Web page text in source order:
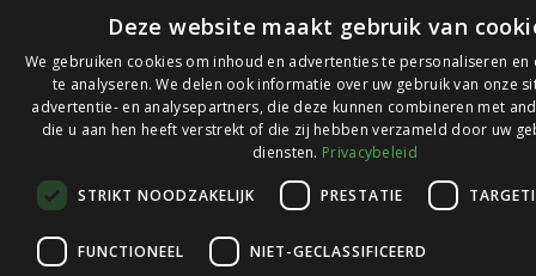
© 2026 Ledlichtdiscounter.nl
op
Webwinkelkeur
Deze website maakt gebruik van
We gebruiken cookies om inhoud en advertenties te personaliseren en
te analyseren. We delen ook informatie over uw gebruik van onze
advertentie- en analysepartners, die deze kunnen combineren met
die u aan hen heeft verstrekt of die zij hebben verzameld door uw
diensten. Privacybeleid
STRIKT NOODZAKELIJK PRESTATIE
FUNCTIONEEL NIET-GECLASSIFICEERD